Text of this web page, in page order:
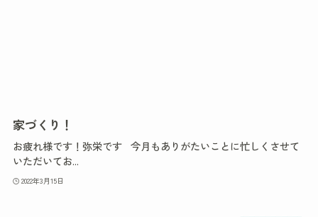
家づくり！
お疲れ様です！弥栄です 今月もありがたいことに忙しくさせて
いただいてお...
2022年3月15日